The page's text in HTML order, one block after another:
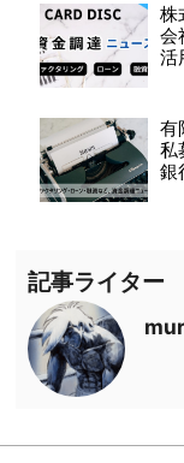
株
会
活
有
私
銀
記事ライター